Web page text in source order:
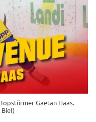
Gaetan Haas.
Biel)